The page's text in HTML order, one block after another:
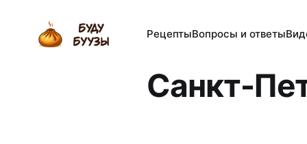
РецептыВопросы и ответы
Санкт-